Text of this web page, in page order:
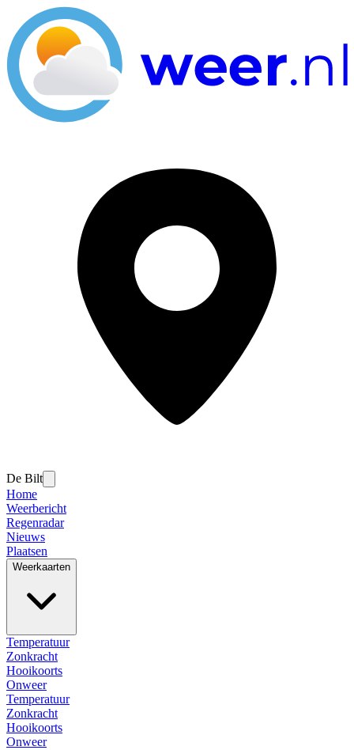
De Bilt
Home
Weerbericht
Regenradar
Nieuws
Plaatsen
Weerkaarten
Temperatuur
Zonkracht
Hooikoorts
Onweer
Temperatuur
Zonkracht
Hooikoorts
Onweer